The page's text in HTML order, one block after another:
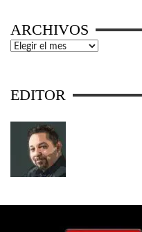
ARCHIVOS
Archivos
EDITOR